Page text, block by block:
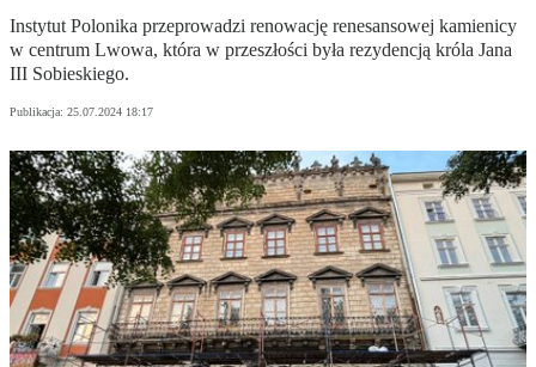
Instytut Polonika przeprowadzi renowację renesansowej kamienicy
w centrum Lwowa, która w przeszłości była rezydencją króla Jana
III Sobieskiego.
Publikacja: 25.07.2024 18:17